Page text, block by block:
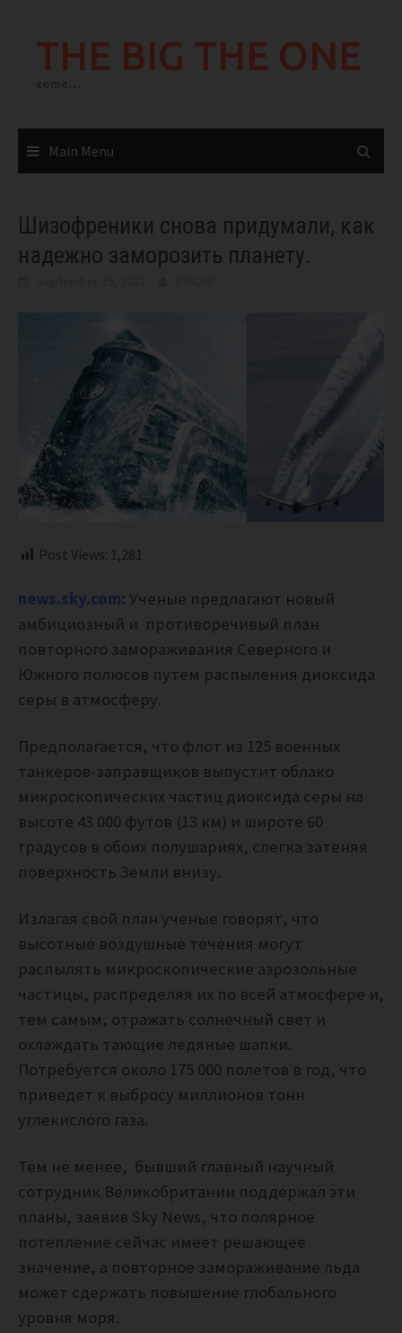
THE BIG THE ONE
Main Menu
Шизофреники снова придумали, как
надежно заморозить планету.
Post Views: 1,281
news.sky.com: Ученые предлагают новый
амбициозный и противоречивый план
повторного замораживания Северного и
Южного полюсов путем распыления диоксида
серы в атмосферу.
Предполагается, что флот из 125 военных
танкеров-заправщиков выпустит облако
микроскопических частиц диоксида серы на
высоте 43 000 футов (13 км) и широте 60
градусов в обоих полушариях, слегка затеняя
поверхность Земли внизу.
Излагая свой план ученые говорят, что
высотные воздушные течения могут
распылять микроскопические аэрозольные
частицы, распределяя их по всей атмосфере и,
тем самым, отражать солнечный свет и
охлаждать тающие ледяные шапки.
Потребуется около 175 000 полетов в год, что
приведет к выбросу миллионов тонн
углекислого газа.
Тем не менее, бывший главный научный
сотрудник Великобритании поддержал эти
планы, заявив Sky News, что полярное
потепление сейчас имеет решающее
значение, а повторное замораживание льда
может сдержать повышение глобального
уровня моря.